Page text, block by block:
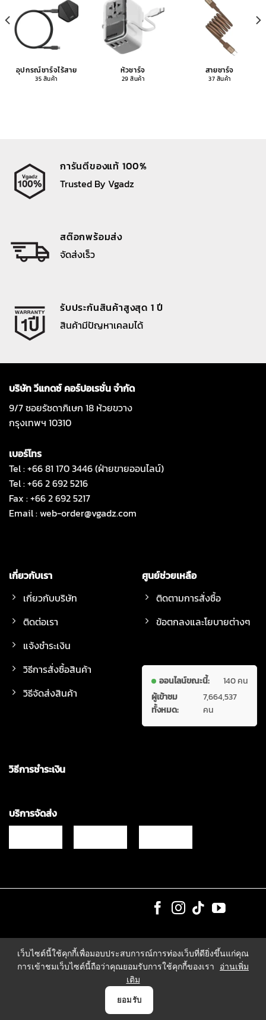
อุปกรณ์ชาร์จไร้สาย
35 สินค้า
หัวชาร์จ
29 สินค้า
สายชาร์จ
37 สินค้า
การันตีของแท้ 100%
Trusted By Vgadz
สต๊อกพร้อมส่ง
จัดส่งเร็ว
รับประกันสินค้าสูงสุด 1 ปี
สินค้ามีปัญหาเคลมได้
บริษัท วีแกดซ์ คอร์ปอเรชั่น จำกัด
9/7 ซอยรัชดาภิเษก 18 ห้วยขวาง
กรุงเทพฯ 10310
เบอร์โทร
Tel : +66 81 170 3446 (ฝ่ายขายออนไลน์)
Tel : +66 2 692 5216
Fax : +66 2 692 5217
Email :web-order@vgadz.com
เกี่ยวกับเรา
เกี่ยวกับบริษัท
ติดต่อเรา
แจ้งชำระเงิน
วิธีการสั่งซื้อสินค้า
วิธีจัดส่งสินค้า
ศูนย์ช่วยเหลือ
ติดตามการสั่งซื้อ
ข้อตกลงและโยบายต่างๆ
ออนไลน์ขณะนี้:
140 คน
ผู้เข้าชม
ทั้งหมด:
7,664,537
คน
วิธีการชำระเงิน
บริการจัดส่ง
เว็บไซต์นี้ใช้คุกกี้เพื่อมอบประสบการณ์การท่องเว็บที่ดียิ่งขึ้นแก่คุณ
การเข้าชมเว็บไซต์นี้ถือว่าคุณยอมรับการใช้คุกกี้ของเรา
อ่านเพิ่ม
เติม
ยอมรับ